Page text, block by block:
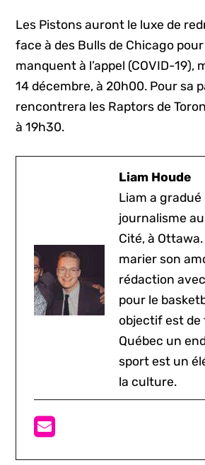
Les Pistons auront le luxe de
face à des Bulls de Chicago
manquent à l’appel (COVID-19),
14 décembre, à 20h00. Pour sa
rencontrera les Raptors de
à 19h30.
Liam Houde
Liam a gradué
journalisme
Cité, à
marier son
rédaction
pour le
objectif est de
Québec un
sport est un
la culture.